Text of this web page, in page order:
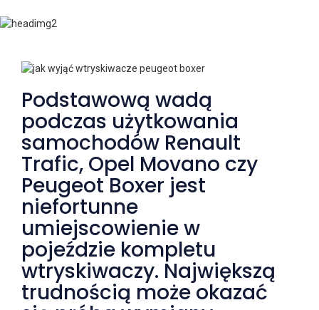
Podstawową wadą
podczas użytkowania
samochodów Renault
Trafic, Opel Movano czy
Peugeot Boxer jest
niefortunne
umiejscowienie w
pojeździe kompletu
wtryskiwaczy. Największą
trudnością może okazać